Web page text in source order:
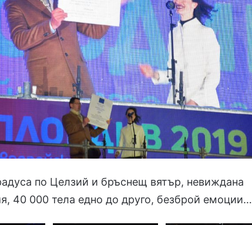
по Целзий и бръснещ вятър, невиждана
40 000 тела едно до друго, безброй емоции…